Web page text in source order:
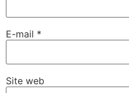
E-mail *
Site web